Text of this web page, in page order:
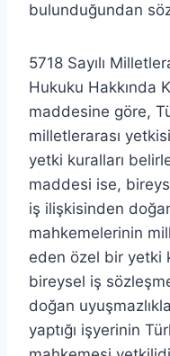
bulunduğundan
5718 Sayılı
Hukuku Hakkında
maddesine göre,
milletlerarası
yetki kuralları
maddesi ise,
iş ilişkisinden
mahkemelerinin
eden özel bir yetki
bireysel iş
doğan
yaptığı işyerinin